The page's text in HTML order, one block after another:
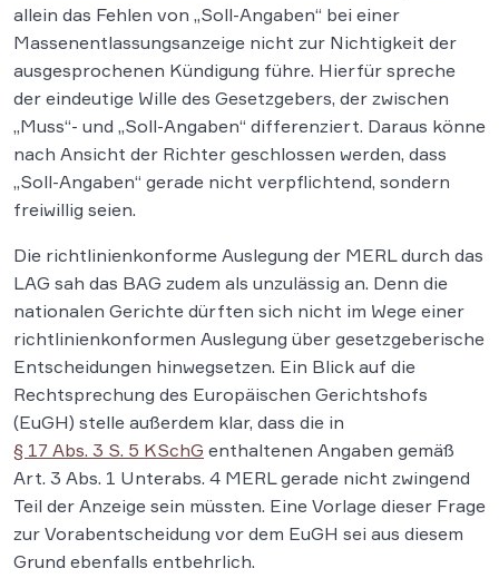
allein das Fehlen von „Soll-Angaben“ bei einer
Massenentlassungsanzeige nicht zur Nichtigkeit der
ausgesprochenen Kündigung führe. Hierfür spreche
der eindeutige Wille des Gesetzgebers, der zwischen
„Muss“- und „Soll-Angaben“ differenziert. Daraus könne
nach Ansicht der Richter geschlossen werden, dass
„Soll-Angaben“ gerade nicht verpflichtend, sondern
freiwillig seien.
Die richtlinienkonforme Auslegung der MERL durch das
LAG sah das BAG zudem als unzulässig an. Denn die
nationalen Gerichte dürften sich nicht im Wege einer
richtlinienkonformen Auslegung über gesetzgeberische
Entscheidungen hinwegsetzen. Ein Blick auf die
Rechtsprechung des Europäischen Gerichtshofs
(EuGH) stelle außerdem klar, dass die in
§ 17 Abs. 3 S. 5 KSchG enthaltenen Angaben gemäß
Art. 3 Abs. 1 Unterabs. 4 MERL gerade nicht zwingend
Teil der Anzeige sein müssten. Eine Vorlage dieser Frage
zur Vorabentscheidung vor dem EuGH sei aus diesem
Grund ebenfalls entbehrlich.